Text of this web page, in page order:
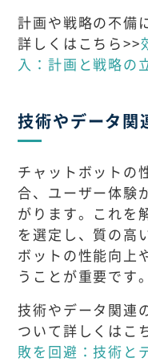
計画や戦略の不備
詳しくはこちら>>
入：計画と戦略の
技術やデータ関
チャットボットの
合、ユーザー体験
がります。これを
を選定し、質の高
ボットの性能向上
うことが重要です。
技術やデータ関連
ついて詳しくはこ
敗を回避：技術と